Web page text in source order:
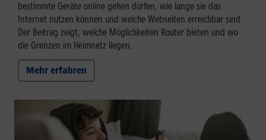
bestimmte Geräte online gehen dürfen, wie lange sie das
Internet nutzen können und welche Webseiten erreichbar sind.
Der Beitrag zeigt, welche Möglichkeiten Router bieten und wo
die Grenzen im Heimnetz liegen.
Mehr erfahren